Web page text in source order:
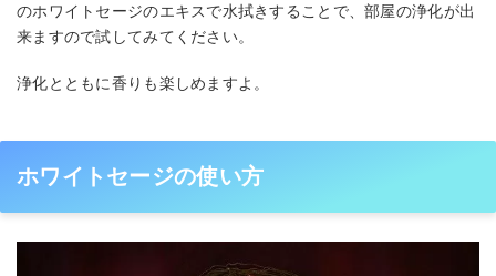
のホワイトセージのエキスで水拭きすることで、部屋の浄化が出
来ますので試してみてください。
浄化とともに香りも楽しめますよ。
ホワイトセージの使い方